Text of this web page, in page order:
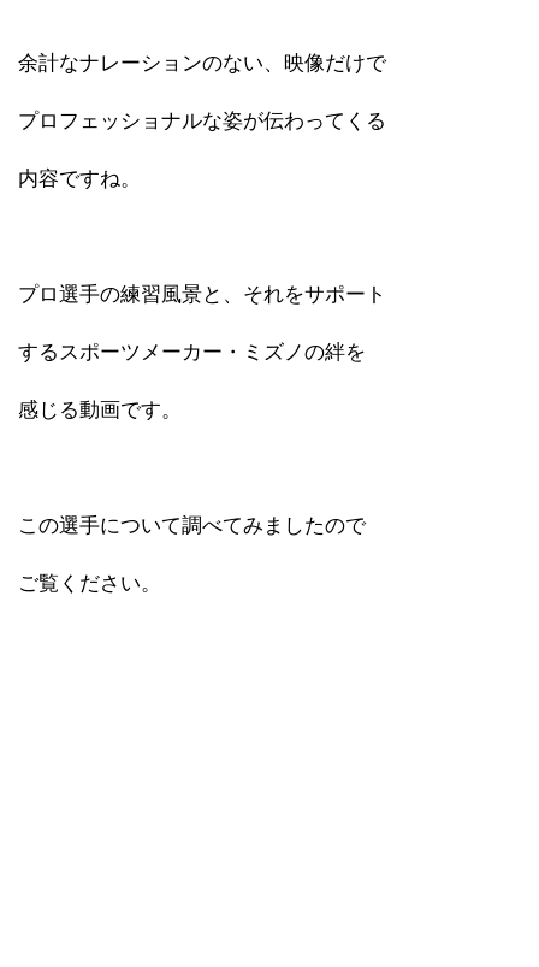
余計なナレーションのない、映像だけで
プロフェッショナルな姿が伝わってくる
内容ですね。
プロ選手の練習風景と、それをサポート
するスポーツメーカー・ミズノの絆を
感じる動画です。
この選手について調べてみましたので
ご覧ください。